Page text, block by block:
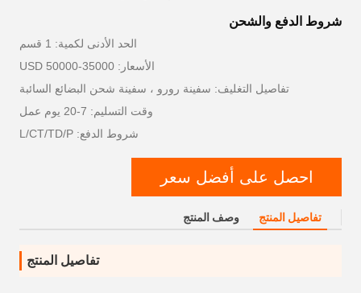
شروط الدفع والشحن
الحد الأدنى لكمية: 1 قسم
الأسعار: 35000-50000 USD
تفاصيل التغليف: سفينة رورو ، سفينة شحن البضائع السائبة
وقت التسليم: 7-20 يوم عمل
شروط الدفع: L/CT/TD/P
احصل على أفضل سعر
تفاصيل المنتج وصف المنتج
تفاصيل المنتج